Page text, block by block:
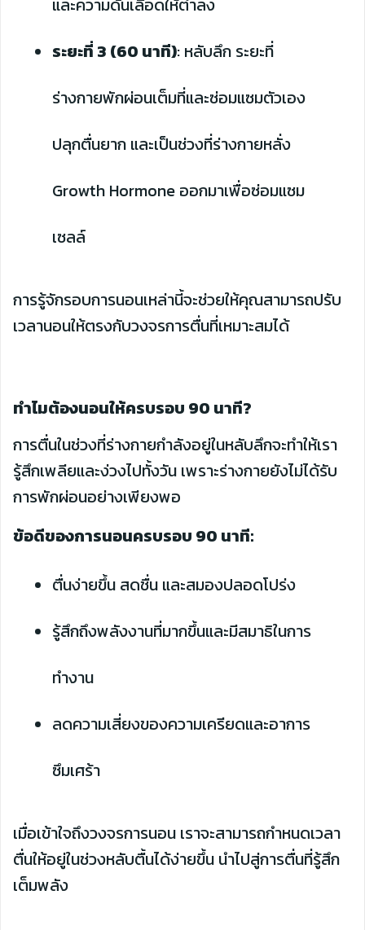
และความดันเลือดให้ต่ำลง
ระยะที่ 3 (60 นาที): หลับลึก ระยะที่
ร่างกายพักผ่อนเต็มที่และซ่อมแซมตัวเอง
ปลุกตื่นยาก และเป็นช่วงที่ร่างกายหลั่ง
Growth Hormone ออกมาเพื่อซ่อมแซม
เซลล์
การรู้จักรอบการนอนเหล่านี้จะช่วยให้คุณสามารถปรับ
เวลานอนให้ตรงกับวงจรการตื่นที่เหมาะสมได้
ทำไมต้องนอนให้ครบรอบ 90 นาที?
การตื่นในช่วงที่ร่างกายกำลังอยู่ในหลับลึกจะทำให้เรา
รู้สึกเพลียและง่วงไปทั้งวัน เพราะร่างกายยังไม่ได้รับ
การพักผ่อนอย่างเพียงพอ
ข้อดีของการนอนครบรอบ 90 นาที:
ตื่นง่ายขึ้น สดชื่น และสมองปลอดโปร่ง
รู้สึกถึงพลังงานที่มากขึ้นและมีสมาธิในการ
ทำงาน
ลดความเสี่ยงของความเครียดและอาการ
ซึมเศร้า
เมื่อเข้าใจถึงวงจรการนอน เราจะสามารถกำหนดเวลา
ตื่นให้อยู่ในช่วงหลับตื้นได้ง่ายขึ้น นำไปสู่การตื่นที่รู้สึก
เต็มพลัง